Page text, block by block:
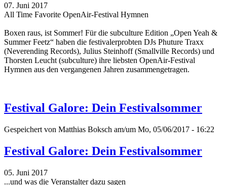
07. Juni 2017
All Time Favorite OpenAir-Festival Hymnen
Boxen raus, ist Sommer! Für die subculture Edition „Open Yeah &
Summer Feetz“ haben die festivalerprobten DJs Phuture Traxx
(Neverending Records), Julius Steinhoff (Smallville Records) und
Thorsten Leucht (subculture) ihre liebsten OpenAir-Festival
Hymnen aus den vergangenen Jahren zusammengetragen.
Festival Galore: Dein Festivalsommer
Gespeichert von Matthias Boksch am/um Mo, 05/06/2017 - 16:22
Festival Galore: Dein Festivalsommer
05. Juni 2017
...und was die Veranstalter dazu sagen